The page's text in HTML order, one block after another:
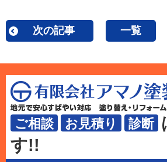
次の記事 一覧
ご相談 お見積り 診断
す!!